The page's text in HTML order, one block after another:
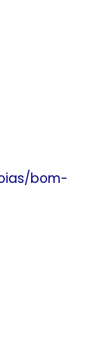
bom-